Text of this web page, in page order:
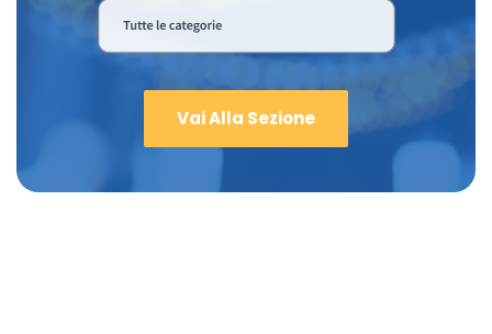
Vai Alla Sezione